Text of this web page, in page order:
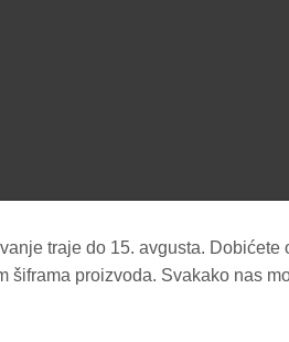
traje do 15. avgusta.
proizvoda. Svakako nas